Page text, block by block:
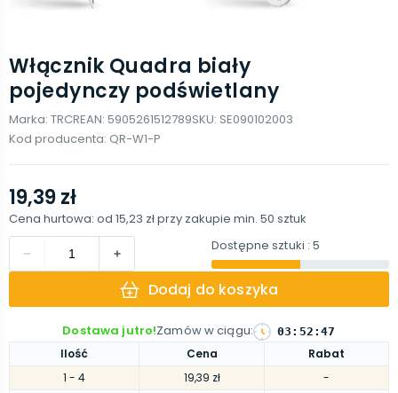
Włącznik Quadra biały
pojedynczy podświetlany
Marka: TRCREAN: 5905261512789SKU: SE090102003
Kod producenta: QR-W1-P
Ilość Cena
Rabat
1 - 4 19,39 zł
-
19,39 zł
Cena hurtowa: od 15,23 złprzy zakupie min. 50 sztuk
Dostępne sztuki : 5
Dodaj do koszyka
Dostawa jutro!Zamów w ciągu: 03 : 52 :47